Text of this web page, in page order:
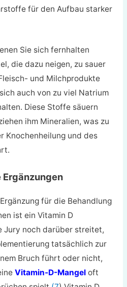
für den Aufbau starker
Sie sich fernhalten
die dazu neigen, zu sauer
und Milchprodukte
auch von zu viel Natrium
Diese Stoffe säuern
ihm Mineralien, was zu
Knochenheilung und des
Ergänzungen
für die Behandlung
ist ein Vitamin D
Jury noch darüber streitet,
tatsächlich zur
Bruch führt oder nicht,
Vitamin-D-Mangeloft